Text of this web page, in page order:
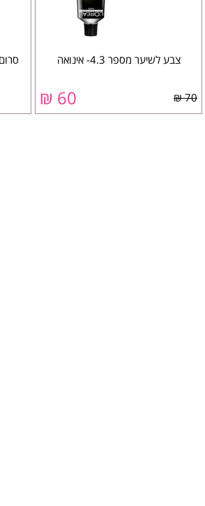
צבע לשיער מספר 4.3- אינואה
70 ₪
60 ₪